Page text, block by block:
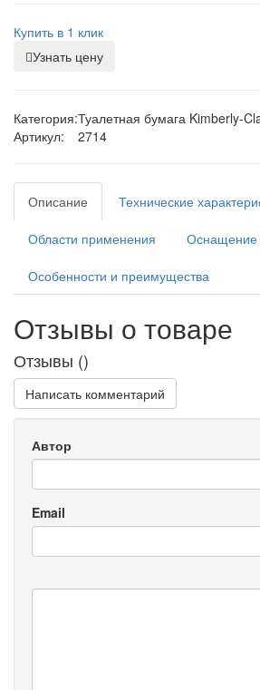
Купить в 1 клик
Узнать цену
Категория:Туалетная бумага Kimberly-
Артикул:
2714
Описание Технические
Области применения Оснащение
Особенности и преимущества
Отзывы о товаре
Отзывы ()
Написать комментарий
Автор
Email